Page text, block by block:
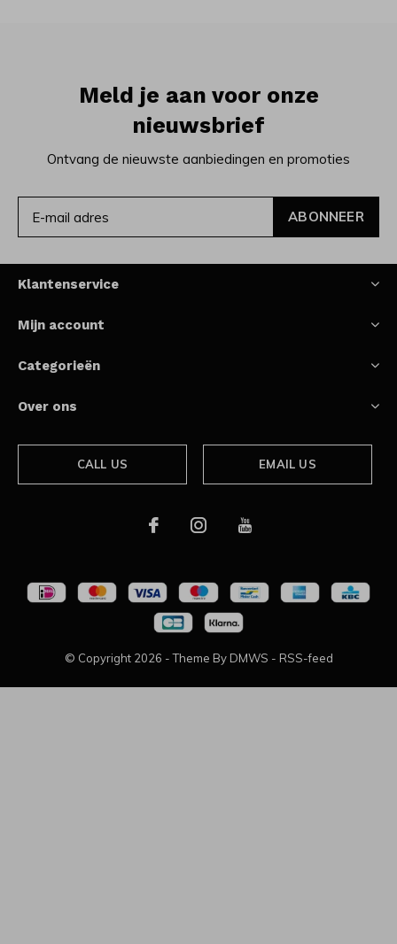
Meld je aan voor onze
nieuwsbrief
Ontvang de nieuwste aanbiedingen en promoties
ABONNEER
Klantenservice
Mijn account
Categorieën
Over ons
CALL US EMAIL US
© Copyright 2026 - Theme By DMWS - RSS-feed